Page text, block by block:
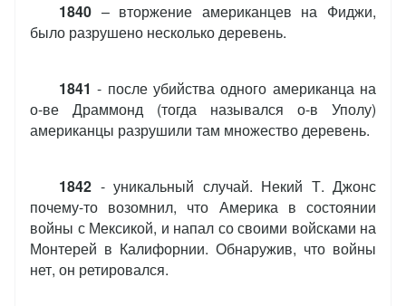
1840 – вторжение американцев на Фиджи,
было разрушено несколько деревень.
1841 - после убийства одного американца на
о-ве Драммонд (тогда назывался о-в Уполу)
американцы разрушили там множество деревень.
1842 - уникальный случай. Некий Т. Джонс
почему-то возомнил, что Америка в состоянии
войны с Мексикой, и напал со своими войсками на
Монтерей в Калифорнии. Обнаружив, что войны
нет, он ретировался.